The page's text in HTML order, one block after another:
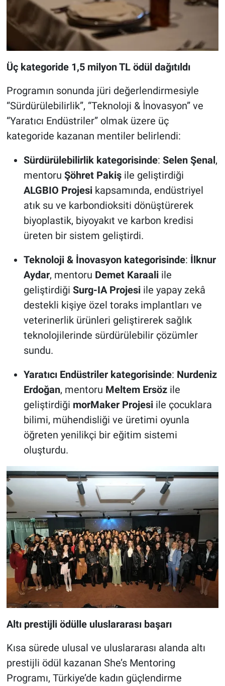
Üç kategoride 1,5 milyon TL ödül dağıtıldı
Programın sonunda jüri değerlendirmesiyle
“Sürdürülebilirlik”, “Teknoloji & İnovasyon” ve
“Yaratıcı Endüstriler” olmak üzere üç
kategoride kazanan mentiler belirlendi:
Sürdürülebilirlik kategorisinde: Selen Şenal,
mentoru Şöhret Pakişile geliştirdiği
ALGBIO Projesikapsamında, endüstriyel
atık su ve karbondioksiti dönüştürerek
biyoplastik, biyoyakıt ve karbon kredisi
üreten bir sistem geliştirdi.
Teknoloji & İnovasyon kategorisinde: İlknur
Aydar, mentoru Demet Karaaliile
geliştirdiği Surg-IA Projesiile yapay zekâ
destekli kişiye özel toraks implantları ve
veterinerlik ürünleri geliştirerek sağlık
teknolojilerinde sürdürülebilir çözümler
sundu.
Yaratıcı Endüstriler kategorisinde: Nurdeniz
Erdoğan, mentoru Meltem Ersözile
geliştirdiği morMaker Projesiile çocuklara
bilimi, mühendisliği ve üretimi oyunla
öğreten yenilikçi bir eğitim sistemi
oluşturdu.
Altı prestijli ödülle uluslararası başarı
Kısa sürede ulusal ve uluslararası alanda altı
prestijli ödül kazanan She’s Mentoring
Programı, Türkiye’de kadın güçlendirme